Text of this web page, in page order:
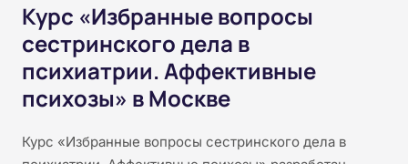
Курс «Избранные вопросы
сестринского дела в
психиатрии. Аффективные
психозы» в Москве
Курс «Избранные вопросы сестринского дела в